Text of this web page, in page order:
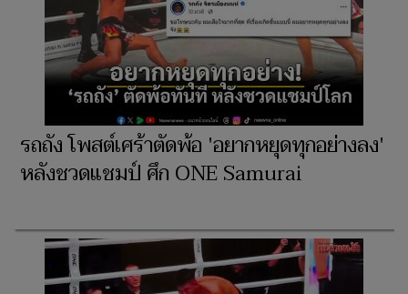
รถถัง โพสต์เศร้าตัดพ้อ 'อยากหยุดทุกอย่างลง'
หลังชวดแชมป์ ศึก ONE Samurai